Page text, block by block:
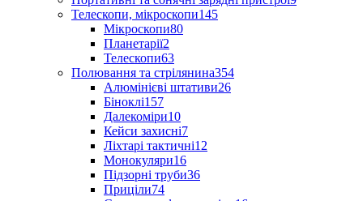
Телескопи, мікроскопи145
Мікроскопи80
Планетарії2
Телескопи63
Полювання та стрілянина354
Алюмінієві штативи26
Біноклі157
Далекоміри10
Кейси захисні7
Ліхтарі тактичні12
Монокуляри16
Підзорні труби36
Приціли74